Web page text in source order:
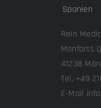
Rein
Monforts
41238
Tel. +49
E-Mail
Spanien